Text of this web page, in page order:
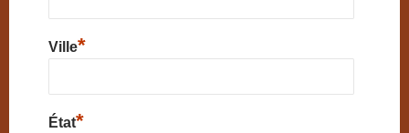
Ville*
État*